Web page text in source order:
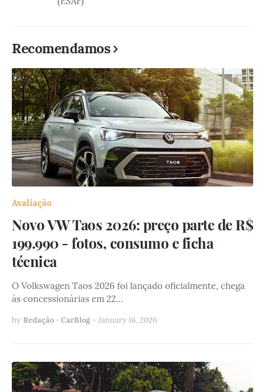
Recomendamos
Avaliação
Novo VW Taos 2026: preço parte de R$
199.990 - fotos, consumo e ficha
técnica
O Volkswagen Taos 2026 foi lançado oficialmente, chega
às concessionárias em 22…
by Redação - CarBlog - January 16, 2026